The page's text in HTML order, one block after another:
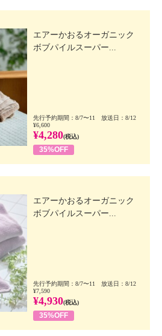
エアーかおるオーガニック
ボブパイルスーパー...
先行予約期間：8/7〜11 放送日：8/12
¥6,600
¥4,280(税込)
35%OFF
エアーかおるオーガニック
ボブパイルスーパー...
先行予約期間：8/7〜11 放送日：8/12
¥7,590
¥4,930(税込)
35%OFF